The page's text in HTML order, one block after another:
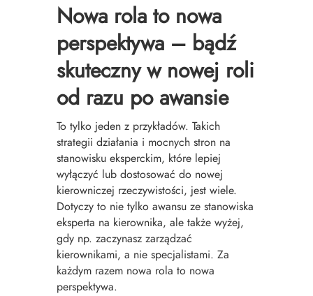
Nowa rola to nowa
perspektywa – bądź
skuteczny w nowej roli
od razu po awansie
To tylko jeden z przykładów. Takich
strategii działania i mocnych stron na
stanowisku eksperckim, które lepiej
wyłączyć lub dostosować do nowej
kierowniczej rzeczywistości, jest wiele.
Dotyczy to nie tylko awansu ze stanowiska
eksperta na kierownika, ale także wyżej,
gdy np. zaczynasz zarządzać
kierownikami, a nie specjalistami. Za
każdym razem nowa rola to nowa
perspektywa.